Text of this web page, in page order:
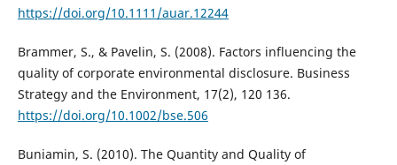
https://doi.org/10.1111/auar.12244
Brammer, S., & Pavelin, S. (2008). Factors influencing the
quality of corporate environmental disclosure. Business
Strategy and the Environment, 17(2), 120 136.
https://doi.org/10.1002/bse.506
Buniamin, S. (2010). The Quantity and Quality of